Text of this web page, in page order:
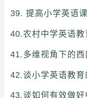
39. 提高小学英语
40.农村中学英语
41.多维视角下的
42.谈小学英语教育
43.谈如何有效做